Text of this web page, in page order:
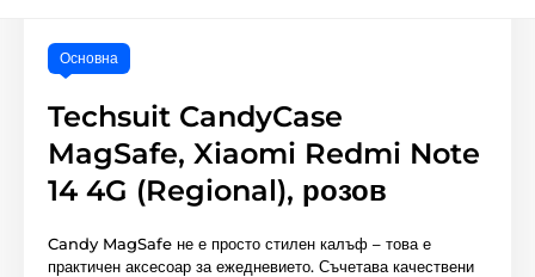
Основна
Techsuit CandyCase
MagSafe, Xiaomi Redmi Note
14 4G (Regional), розов
Candy MagSafe не е просто стилен калъф – това е
практичен аксесоар за ежедневието. Съчетава качествени